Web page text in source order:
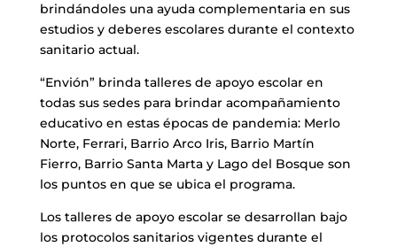
brindándoles una ayuda complementaria en sus
estudios y deberes escolares durante el contexto
sanitario actual.
“Envión” brinda talleres de apoyo escolar en
todas sus sedes para brindar acompañamiento
educativo en estas épocas de pandemia: Merlo
Norte, Ferrari, Barrio Arco Iris, Barrio Martín
Fierro, Barrio Santa Marta y Lago del Bosque son
los puntos en que se ubica el programa.
Los talleres de apoyo escolar se desarrollan bajo
los protocolos sanitarios vigentes durante el